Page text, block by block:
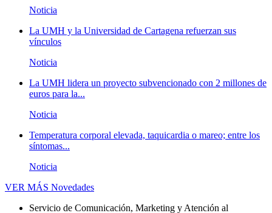
Noticia
La UMH y la Universidad de Cartagena refuerzan sus
vínculos
Noticia
La UMH lidera un proyecto subvencionado con 2 millones de
euros para la...
Noticia
Temperatura corporal elevada, taquicardia o mareo; entre los
síntomas...
Noticia
VER MÁS Novedades
Servicio de Comunicación, Marketing y Atención al